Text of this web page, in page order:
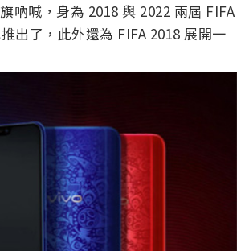
吶喊，身為 2018 與 2022 兩屆 FIFA
出了，此外還為 FIFA 2018 展開一